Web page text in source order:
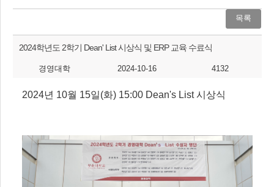
목록
2024학년도 2학기 Dean' List 시상식 및 ERP 교육 수료식
경영대학 2024-10-16 4132
2024년 10월 15일(화) 15:00 Dean's List 시상식